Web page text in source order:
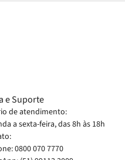
e Suporte
de atendimento:
a sexta-feira, das 8h às 18h
0800 070 7770